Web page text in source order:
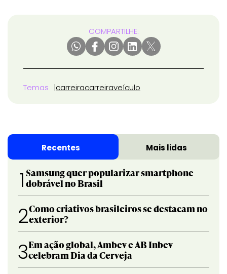
COMPARTILHE:
Temas carreiracarreiraveículo
Recentes Mais lidas
1 Samsung quer popularizar smartphone
dobrável no Brasil
2Como criativos brasileiros se destacam no
exterior?
3Em ação global, Ambev e AB Inbev
celebram Dia da Cerveja